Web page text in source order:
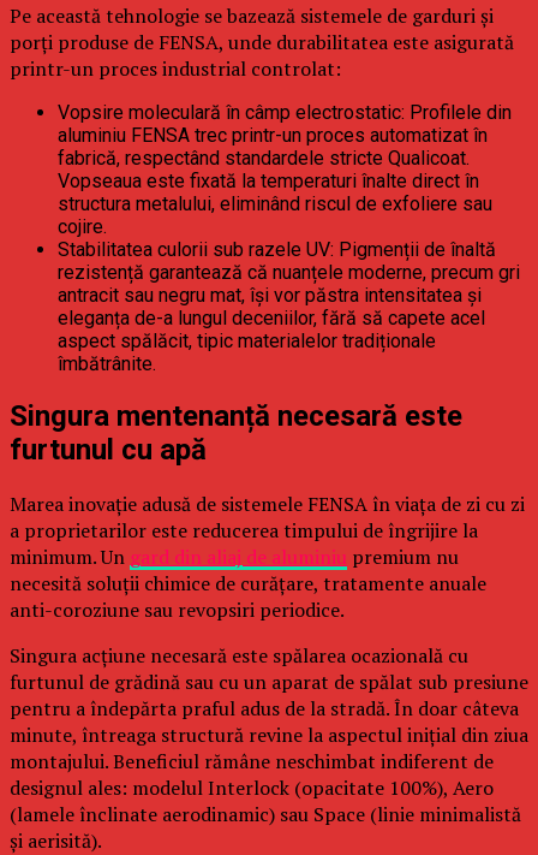
Pe această tehnologie se bazează sistemele de garduri și
porți produse de FENSA, unde durabilitatea este asigurată
printr-un proces industrial controlat:
Vopsire moleculară în câmp electrostatic: Profilele din
aluminiu FENSA trec printr-un proces automatizat în
fabrică, respectând standardele stricte Qualicoat.
Vopseaua este fixată la temperaturi înalte direct în
structura metalului, eliminând riscul de exfoliere sau
cojire.
Stabilitatea culorii sub razele UV: Pigmenții de înaltă
rezistență garantează că nuanțele moderne, precum gri
antracit sau negru mat, își vor păstra intensitatea și
eleganța de-a lungul deceniilor, fără să capete acel
aspect spălăcit, tipic materialelor tradiționale
îmbătrânite.
Singura mentenanță necesară este
furtunul cu apă
Marea inovație adusă de sistemele FENSA în viața de zi cu zi
a proprietarilor este reducerea timpului de îngrijire la
minimum. Un gard din aliaj de aluminiu premium nu
necesită soluții chimice de curățare, tratamente anuale
anti-coroziune sau revopsiri periodice.
Singura acțiune necesară este spălarea ocazională cu
furtunul de grădină sau cu un aparat de spălat sub presiune
pentru a îndepărta praful adus de la stradă. În doar câteva
minute, întreaga structură revine la aspectul inițial din ziua
montajului. Beneficiul rămâne neschimbat indiferent de
designul ales: modelul Interlock (opacitate 100%), Aero
(lamele înclinate aerodinamic) sau Space (linie minimalistă
și aerisită).